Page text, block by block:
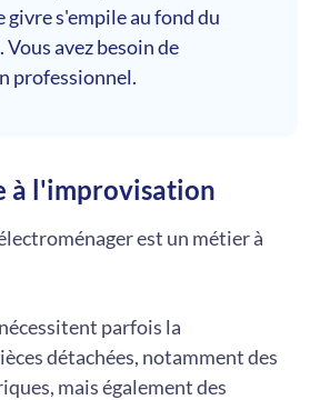
s'empile au fond du
avez besoin de
professionnel.
à l'improvisation
est un métier à
parfois la
détachées, notamment des
mais également des